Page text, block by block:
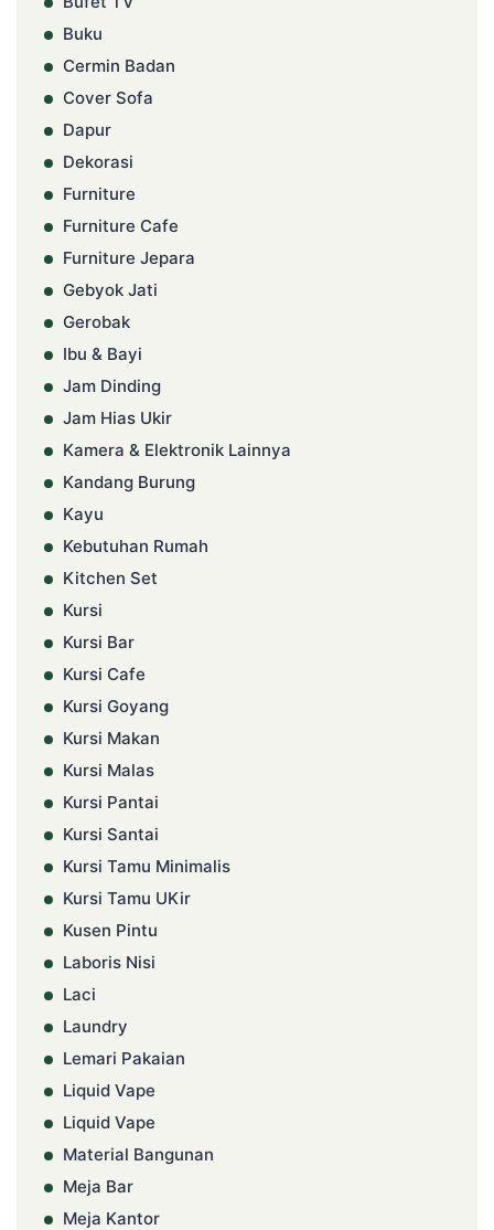
Buku
Cermin Badan
Cover Sofa
Dapur
Dekorasi
Furniture
Furniture Cafe
Furniture Jepara
Gebyok Jati
Gerobak
Ibu & Bayi
Jam Dinding
Jam Hias Ukir
Kamera & Elektronik Lainnya
Kandang Burung
Kayu
Kebutuhan Rumah
Kitchen Set
Kursi
Kursi Bar
Kursi Cafe
Kursi Goyang
Kursi Makan
Kursi Malas
Kursi Pantai
Kursi Santai
Kursi Tamu Minimalis
Kursi Tamu UKir
Kusen Pintu
Laboris Nisi
Laci
Laundry
Lemari Pakaian
Liquid Vape
Liquid Vape
Material Bangunan
Meja Bar
Meja Kantor